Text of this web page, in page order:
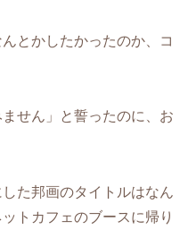
とかしたかったのか、コ
せん」と誓ったのに、お
た邦画のタイトルはなん
トカフェのブースに帰り